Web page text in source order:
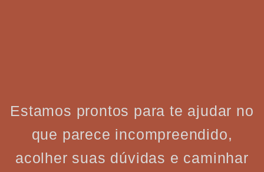
Estamos prontos para te ajudar no
que parece incompreendido,
acolher suas dúvidas e caminhar